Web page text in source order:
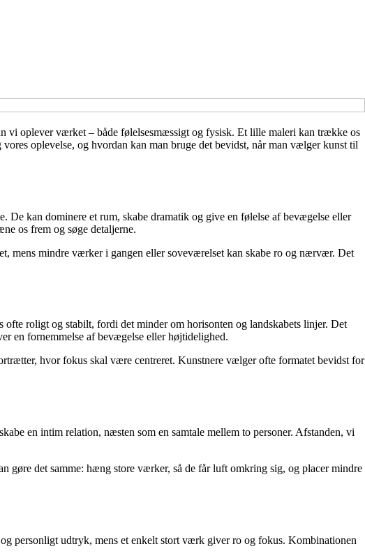
vi oplever værket – både følelsesmæssigt og fysisk. Et lille maleri kan trække os
oplevelse, og hvordan kan man bruge det bevidst, når man vælger kunst til
De kan dominere et rum, skabe dramatik og give en følelse af bevægelse eller
os frem og søge detaljerne.
mens mindre værker i gangen eller soveværelset kan skabe ro og nærvær. Det
roligt og stabilt, fordi det minder om horisonten og landskabets linjer. Det
en fornemmelse af bevægelse eller højtidelighed.
hvor fokus skal være centreret. Kunstnere vælger ofte formatet bevidst for
en intim relation, næsten som en samtale mellem to personer. Afstanden, vi
gøre det samme: hæng store værker, så de får luft omkring sig, og placer mindre
personligt udtryk, mens et enkelt stort værk giver ro og fokus. Kombinationen